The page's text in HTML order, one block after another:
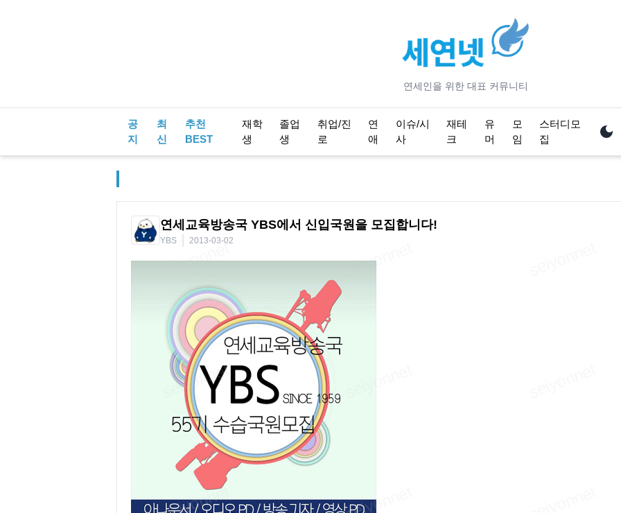
연세인을 위한 대표 커뮤니티
공
지
최
신
추천
BEST
재학
생
졸업
생
취업/진
로
연
애
이슈/시
사
재테
크
유
머
모
임
스터디모
집
연세교육방송국 YBS에서 신입국원을 모집합니다!
YBS 2013-03-02